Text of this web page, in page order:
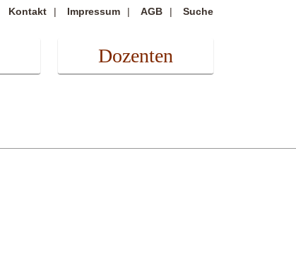
Kontakt Impressum AGB Suche
Dozenten